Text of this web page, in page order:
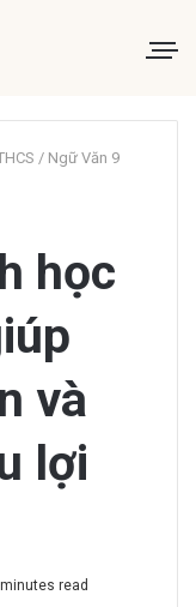
/ Ngữ Văn 9
học
và
lợi
read